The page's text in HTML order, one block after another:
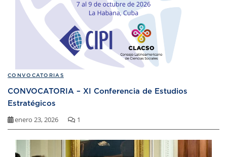
CONVOCATORIAS
CONVOCATORIA – XI Conferencia de Estudios
Estratégicos
enero 23, 2026 1